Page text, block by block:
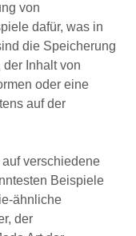
von
dafür, was in
die Speicherung
Inhalt von
oder eine
auf der
verschiedene
Beispiele
ähnliche
der